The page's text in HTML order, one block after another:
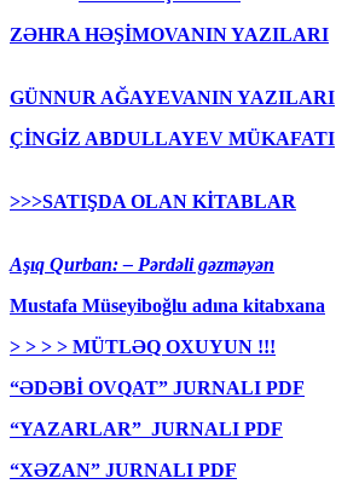
ZƏHRA HƏŞİMOVANIN YAZILARI
GÜNNUR AĞAYEVANIN YAZILARI
ÇİNGİZ ABDULLAYEV MÜKAFATI
>>>SATIŞDA OLAN KİTABLAR
Aşıq Qurban: – Pərdəli gəzməyən
Mustafa Müseyiboğlu adına kitabxana
> > > > MÜTLƏQ OXUYUN !!!
“ƏDƏBİ OVQAT” JURNALI PDF
“YAZARLAR” JURNALI PDF
“XƏZAN” JURNALI PDF